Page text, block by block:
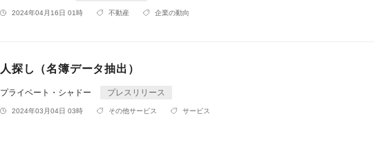
2024年04月16日 01時 不動産 企業の動向
人探し（名簿データ抽出）
プライベート・シャドー プレスリリース
2024年03月04日 03時 その他サービス サービス